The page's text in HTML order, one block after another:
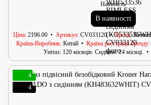
Наявність
В наявності
Ціна 2196.00 Артикул CV033120 Бренд Kroner
Країна-Виробник Китай Країна реєстрації бренду
Унітаз: 120 місяців. Сидіння: 24 місяці.
4
4